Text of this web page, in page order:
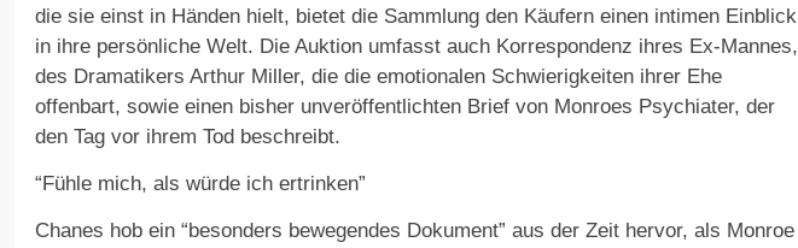
die sie einst in Händen hielt, bietet die Sammlung den Käufern einen intimen Einblick
in ihre persönliche Welt. Die Auktion umfasst auch Korrespondenz ihres Ex-Mannes,
des Dramatikers Arthur Miller, die die emotionalen Schwierigkeiten ihrer Ehe
offenbart, sowie einen bisher unveröffentlichten Brief von Monroes Psychiater, der
den Tag vor ihrem Tod beschreibt.
“Fühle mich, als würde ich ertrinken”
Chanes hob ein “besonders bewegendes Dokument” aus der Zeit hervor, als Monroe